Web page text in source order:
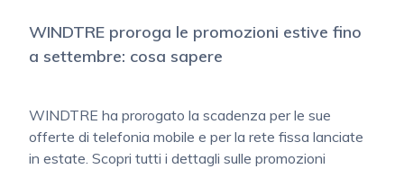
WINDTRE proroga le promozioni estive fino
a settembre: cosa sapere
WINDTRE ha prorogato la scadenza per le sue
offerte di telefonia mobile e per la rete fissa lanciate
in estate. Scopri tutti i dettagli sulle promozioni